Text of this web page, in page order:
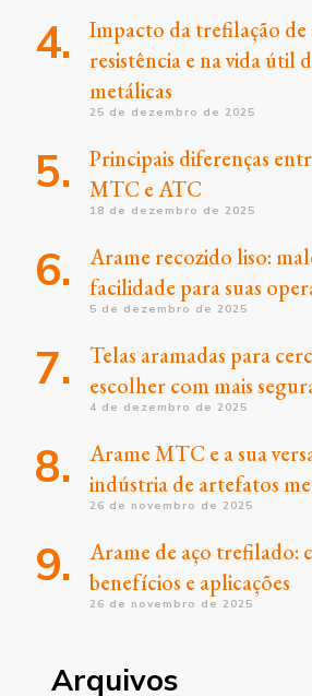
Impacto da trefilação de
resistência e na vida útil
metálicas
25 de dezembro de 2025
Principais diferenças
MTC e ATC
18 de dezembro de 2025
Arame recozido liso:
facilidade para suas
5 de dezembro de 2025
Telas aramadas para
escolher com mais
4 de dezembro de 2025
Arame MTC e a sua
indústria de artefatos
26 de novembro de 2025
Arame de aço trefilado:
benefícios e aplicações
26 de novembro de 2025
Arquivos